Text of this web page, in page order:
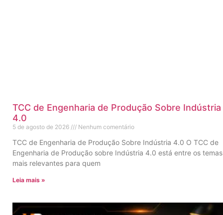
TCC de Engenharia de Produção Sobre Indústria
4.0
5 de agosto de 2026 Nenhum comentário
TCC de Engenharia de Produção Sobre Indústria 4.0 O TCC de
Engenharia de Produção sobre Indústria 4.0 está entre os temas
mais relevantes para quem
Leia mais »